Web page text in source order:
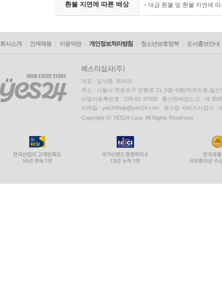
환불 지연에 따른 배상 대금 환불 및 환불 지연에
회사소개 인재채용 이용약관 개인정보처리방침 청소년보호정책 도서홍보안내
대표 : 김석환, 최세라
주소 : 서울시 영등포구 은행로 11, 5층~6층(여의도동,일신
사업자등록번호 : 229-81-37000 통신판매업신고 : 제
이메일 : yes24help@yes24.com 호스팅 서비스사업자 :
Copyright ⓒ YES24 Corp. All Rights Reserved.